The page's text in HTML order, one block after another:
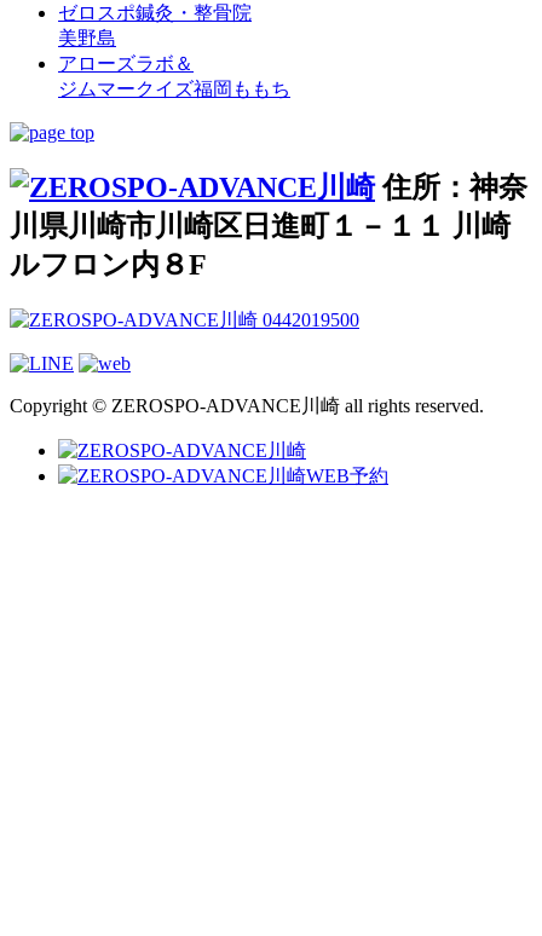
ゼロスポ鍼灸・整骨院
美野島
アローズラボ＆
ジムマークイズ福岡ももち
住所：神奈
川県川崎市川崎区日進町１－１１ 川崎
ルフロン内８F
Copyright © ZEROSPO-ADVANCE川崎 all rights reserved.